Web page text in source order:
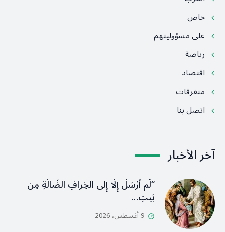
خاص
على مسؤوليتهم
رياضة
اقتصاد
متفرقات
اتصل بنا
آخر الأخبار
“لَم أُرْسَلْ إِلَّا إِلى الخِرافِ الضَّالَّةِ مِن
بَيتِ…
9 أغسطس، 2026